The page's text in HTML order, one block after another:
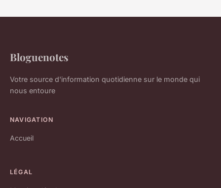
Bloguenotes
Votre source d'information quotidienne sur le monde qui
nous entoure
NAVIGATION
Accueil
LÉGAL